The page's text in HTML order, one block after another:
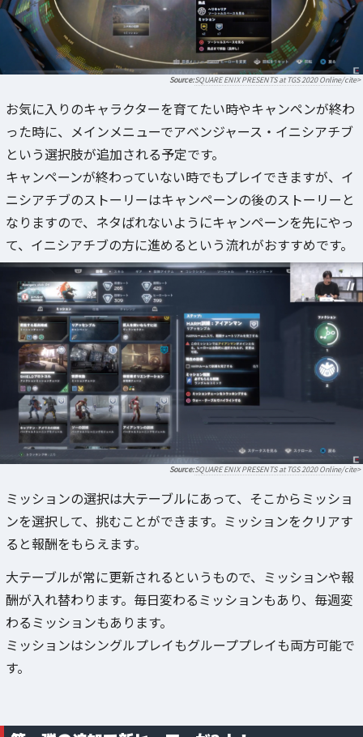
SQUARE ENIX PRESENTS at TGS 2020 Online/cite>
お気に入りのキャラクターを育てたい時やキャンペンが終わ
った時に、メインメニューでアベンジャース・イニシアチブ
という選択肢が追加される予定です。
キャンペーンが終わっていない時でもプレイできますが、イ
ニシアチブのストーリーはキャンペーンの後のストーリーと
なりますので、ネタばれないようにキャンペーンを先にやっ
て、イニシアチブの方に進めるという流れがおすすめです。
SQUARE ENIX PRESENTS at TGS 2020 Online/cite>
ミッションの選択は大テーブルにあって、そこからミッショ
ンを選択して、挑むことができます。ミッションをクリアす
ると報酬をもらえます。
大テーブルが常に更新されるというもので、ミッションや報
酬が入れ替わります。毎日変わるミッションもあり、毎週変
わるミッションもあります。
ミッションはシングルプレイもグループプレイも両方可能で
す。